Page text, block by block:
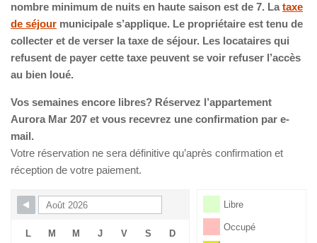
nombre minimum de nuits en haute saison est de 7. La taxe
de séjour municipale s’applique. Le propriétaire est tenu de
collecter et de verser la taxe de séjour. Les locataires qui
refusent de payer cette taxe peuvent se voir refuser l’accès
au bien loué.
Vos semaines encore libres? Réservez l’appartement
Aurora Mar 207 et vous recevrez une confirmation par e-
mail.
Votre réservation ne sera définitive qu’après confirmation et
réception de votre paiement.
Skip Booking Form Libre
Occupé
L M M J V S D